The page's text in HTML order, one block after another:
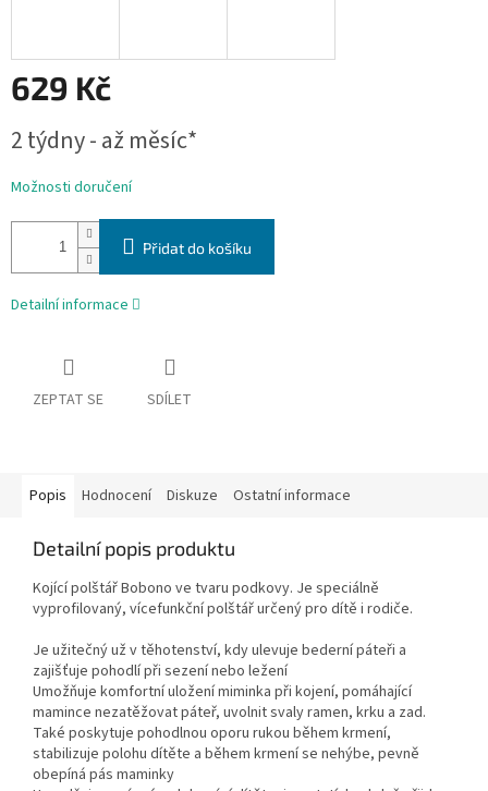
629 Kč
cena:
2 týdny - až měsíc*
Možnosti doručení
Přidat do košíku
Detailní informace
ZEPTAT SE SDÍLET
Popis Hodnocení Diskuze Ostatní informace
Detailní popis produktu
Kojící polštář Bobono ve tvaru podkovy. Je speciálně
vyprofilovaný, vícefunkční polštář určený pro dítě i rodiče.
Je užitečný už v těhotenství, kdy ulevuje bederní páteři a
zajišťuje pohodlí při sezení nebo ležení
Umožňuje komfortní uložení miminka při kojení, pomáhající
mamince nezatěžovat páteř, uvolnit svaly ramen, krku a zad.
Také poskytuje pohodlnou oporu rukou během krmení,
stabilizuje polohu dítěte a během krmení se nehýbe, pevně
obepíná pás maminky